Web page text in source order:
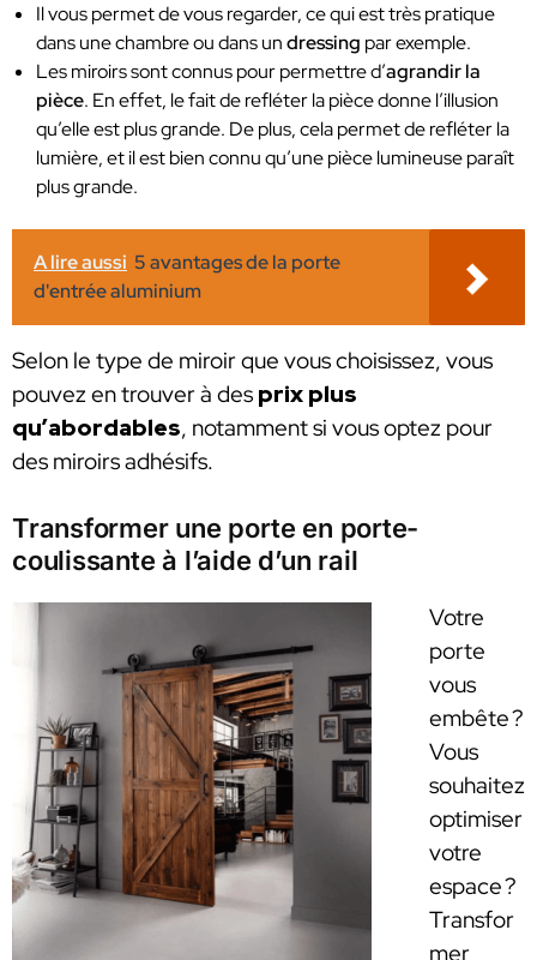
Il vous permet de vous regarder, ce qui est très pratique
dans une chambre ou dans undressing par exemple.
Les miroirs sont connus pour permettre d’agrandir la
pièce. En effet, le fait de refléter la pièce donne l’illusion
qu’elle est plus grande. De plus, cela permet de refléter la
lumière, et il est bien connu qu’une pièce lumineuse paraît
plus grande.
A lire aussi 5 avantages de la porte
d'entrée aluminium
Selon le type de miroir que vous choisissez, vous
pouvez en trouver à des prix plus
qu’abordables, notamment si vous optez pour
des miroirs adhésifs.
Transformer une porte en porte-
coulissante à l’aide d’un rail
Votre
porte
vous
embête ?
Vous
souhaitez
optimiser
votre
espace ?
Transfor
mer